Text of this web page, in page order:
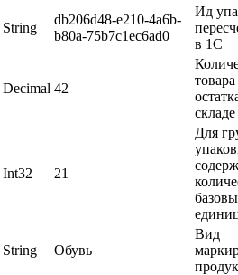
String
db206d48-e210-4a6b-
b80a-75b7c1ec6ad0
Ид
в 1С
Decimal 42
складе
Int32 21
Для
String Обувь
Вид